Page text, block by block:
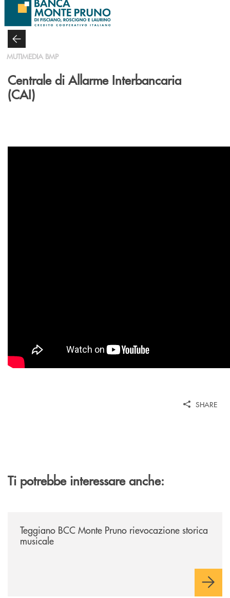
Salta al contenuto principale
MUTIMEDIA BMP
Centrale di Allarme Interbancaria
(CAI)
SHARE
Ti potrebbe interessare anche:
Teggiano BCC Monte Pruno rievocazione storica
musicale